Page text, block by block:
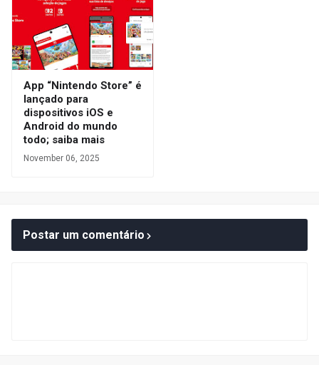
App “Nintendo Store” é
lançado para
dispositivos iOS e
Android do mundo
todo; saiba mais
November 06, 2025
Postar um comentário